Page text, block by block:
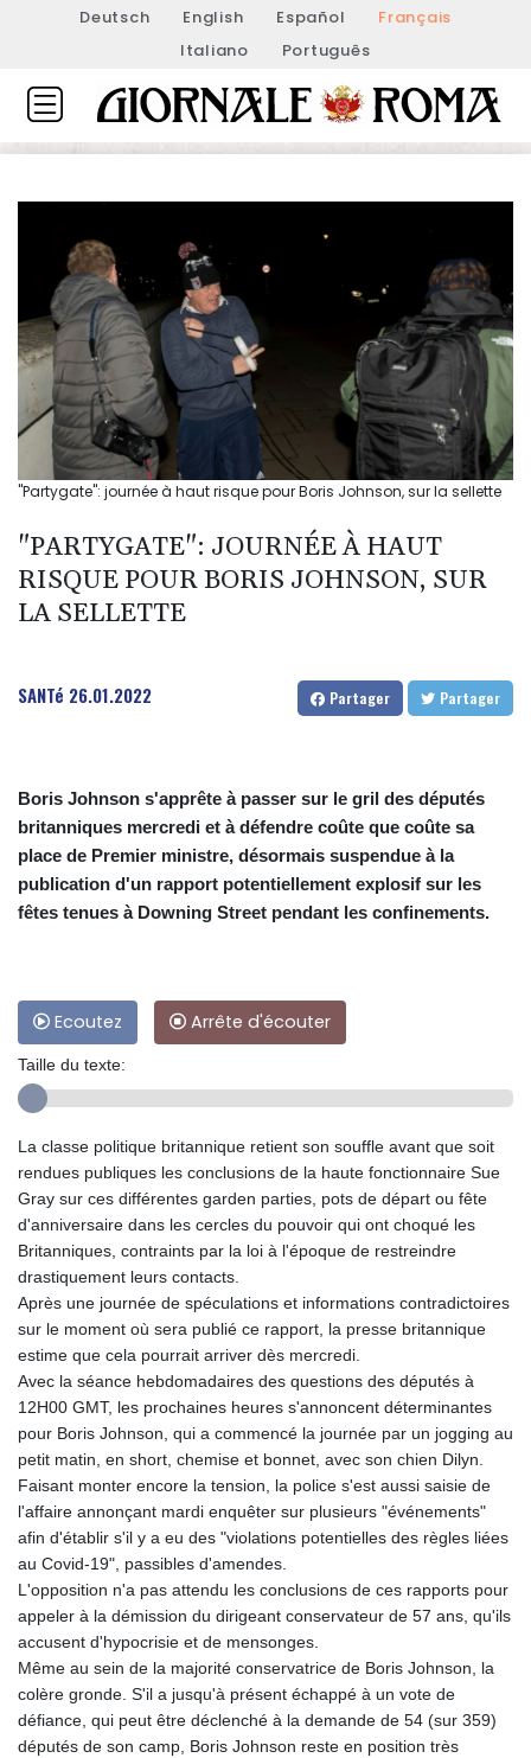
Deutsch English Español
Français
Italiano
Português
"Partygate": journée à haut risque pour Boris Johnson, sur la sellette
"PARTYGATE": JOURNÉE À HAUT
RISQUE POUR BORIS JOHNSON, SUR
LA SELLETTE
SANTé 26.01.2022 Partager Partager
Boris Johnson s'apprête à passer sur le gril des députés
britanniques mercredi et à défendre coûte que coûte sa
place de Premier ministre, désormais suspendue à la
publication d'un rapport potentiellement explosif sur les
fêtes tenues à Downing Street pendant les confinements.
Ecoutez Arrête d'écouter
Taille du texte:
La classe politique britannique retient son souffle avant que soit
rendues publiques les conclusions de la haute fonctionnaire Sue
Gray sur ces différentes garden parties, pots de départ ou fête
d'anniversaire dans les cercles du pouvoir qui ont choqué les
Britanniques, contraints par la loi à l'époque de restreindre
drastiquement leurs contacts.
Après une journée de spéculations et informations contradictoires
sur le moment où sera publié ce rapport, la presse britannique
estime que cela pourrait arriver dès mercredi.
Avec la séance hebdomadaires des questions des députés à
12H00 GMT, les prochaines heures s'annoncent déterminantes
pour Boris Johnson, qui a commencé la journée par un jogging au
petit matin, en short, chemise et bonnet, avec son chien Dilyn.
Faisant monter encore la tension, la police s'est aussi saisie de
l'affaire annonçant mardi enquêter sur plusieurs "événements"
afin d'établir s'il y a eu des "violations potentielles des règles liées
au Covid-19", passibles d'amendes.
L'opposition n'a pas attendu les conclusions de ces rapports pour
appeler à la démission du dirigeant conservateur de 57 ans, qu'ils
accusent d'hypocrisie et de mensonges.
Même au sein de la majorité conservatrice de Boris Johnson, la
colère gronde. S'il a jusqu'à présent échappé à un vote de
défiance, qui peut être déclenché à la demande de 54 (sur 359)
députés de son camp, Boris Johnson reste en position très